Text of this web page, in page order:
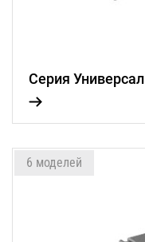
Серия Универсал
6 моделей